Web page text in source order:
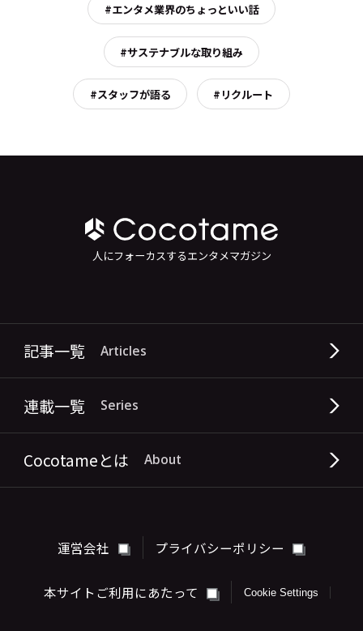
#エンタメ業界のちょっといい話
#サステナブルな取り組み
#スタッフが語る #リクルート
人にフォーカスするエンタメマガジン
記事一覧 Articles
連載一覧 Series
Cocotameとは About
運営会社 プライバシーポリシー
本サイトご利用にあたって Cookie Settings